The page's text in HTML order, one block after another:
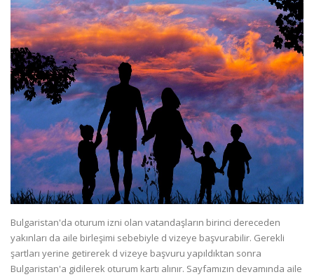
Bulgaristan'da oturum izni olan vatandaşların birinci dereceden
yakınları da aile birleşimi sebebiyle d vizeye başvurabilir. Gerekli
şartları yerine getirerek d vizeye başvuru yapıldıktan sonra
Bulgaristan'a gidilerek oturum kartı alınır. Sayfamızın devamında aile